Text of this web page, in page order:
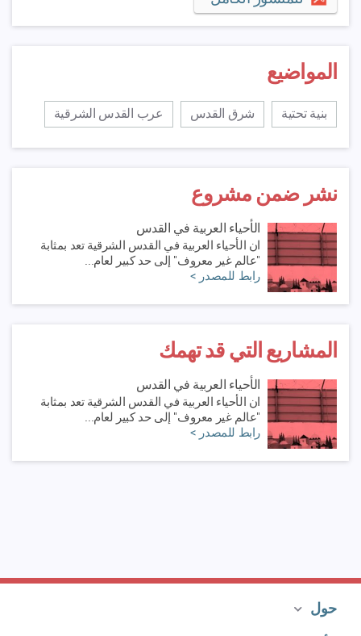
المواضيع
بنية تحتية شرق القدس عرب القدس الشرقية
نشر ضمن مشروع
الأحياء العربية في القدس
ان الأحياء العربية في القدس الشرقية تعد بمثابة
"عالم غير معروف" إلى حد كبير لعام...
رابط للمصدر >
المشاريع التي قد تهمك
الأحياء العربية في القدس
ان الأحياء العربية في القدس الشرقية تعد بمثابة
"عالم غير معروف" إلى حد كبير لعام...
رابط للمصدر >
حول